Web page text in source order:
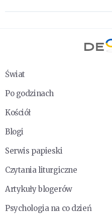
Świat
Po godzinach
Kościół
Blogi
Serwis papieski
Czytania liturgiczne
Artykuły blogerów
Psychologia na co dzień